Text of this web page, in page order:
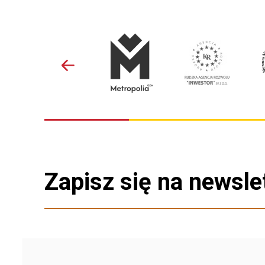
Zapisz się na